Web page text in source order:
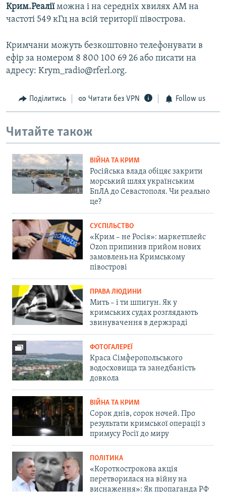
Крим.Реаліїможна і на середніх хвилях АМ на
частоті 549 кГц на всій території півострова.
Кримчани можуть безкоштовно телефонувати в
ефір за номером 8 800 100 69 26 або писати на
адресу: Krym_radio@rferl.org.
Поділитись Читати без VPN Follow us
Читайте також
ВІЙНА ТА КРИМ
Російська влада обіцяє закрити
морський шлях українським
БпЛА до Севастополя. Чи реально
це?
СУСПІЛЬСТВО
«Крим – не Росія»: маркетплейс
Ozon припинив прийом нових
замовлень на Кримському
півострові
ПРАВА ЛЮДИНИ
Мить – і ти шпигун. Як у
кримських судах розглядають
звинувачення в держзраді
ФОТОГАЛЕРЕЇ
Краса Сімферопольського
водосховища та занедбаність
довкола
ВІЙНА ТА КРИМ
Сорок днів, сорок ночей. Про
результати кримської операції з
примусу Росії до миру
ПОЛІТИКА
«Короткострокова акція
перетворилася на війну на
виснаження»: Як пропаганда РФ